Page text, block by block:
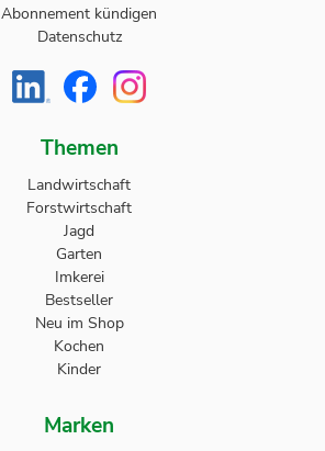
Abonnement kündigen
Datenschutz
Themen
Landwirtschaft
Forstwirtschaft
Jagd
Garten
Imkerei
Bestseller
Neu im Shop
Kochen
Kinder
Marken